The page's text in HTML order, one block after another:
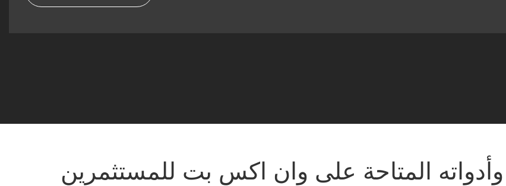
وأدواته المتاحة على وان اكس بت للمستثمرين